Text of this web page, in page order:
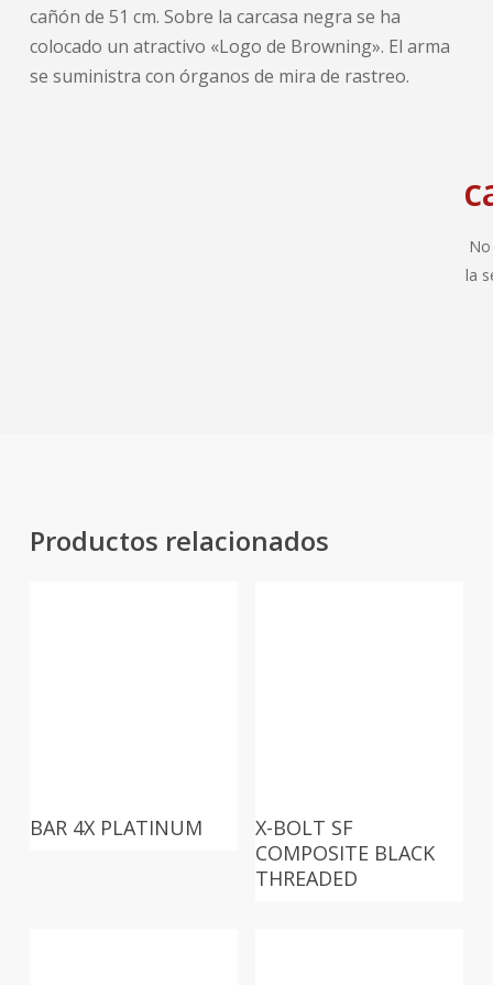
cañón de 51 cm. Sobre la carcasa negra se ha
colocado un atractivo «Logo de Browning». El arma
se suministra con órganos de mira de rastreo.
la
Productos relacionados
BAR 4X PLATINUM
X-BOLT SF
COMPOSITE BLACK
THREADED